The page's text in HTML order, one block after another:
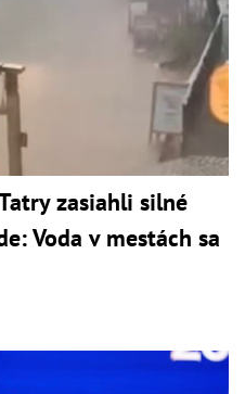
zasiahli silné
Voda v mestách sa